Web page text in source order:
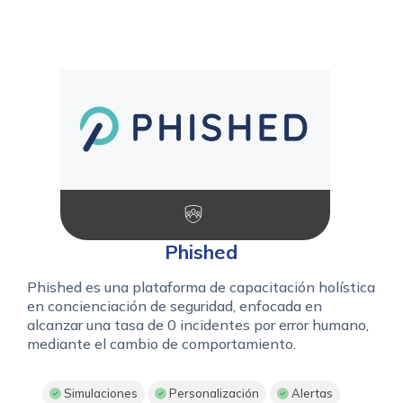
Phished
Phished es una plataforma de capacitación holística
en concienciación de seguridad, enfocada en
alcanzar una tasa de 0 incidentes por error humano,
mediante el cambio de comportamiento.
Simulaciones Personalización Alertas